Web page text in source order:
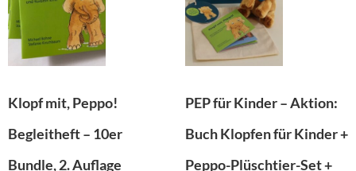
Klopf mit, Peppo!
Begleitheft – 10er
Bundle, 2. Auflage
PEP für Kinder – Aktion:
Buch Klopfen für Kinder +
Peppo-Plüschtier-Set +